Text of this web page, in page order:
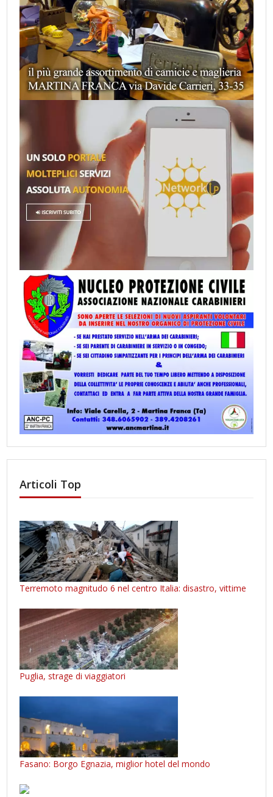
Articoli Top
Terremoto magnitudo 6 nel centro Italia: disastro, vittime
Puglia, strage di viaggiatori
Fasano: Borgo Egnazia, miglior hotel del mondo